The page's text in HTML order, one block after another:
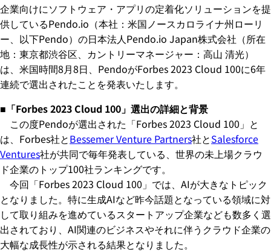
企業向けにソフトウェア・アプリの定着化ソリューションを提
供しているPendo.io（本社：米国ノースカロライナ州ローリ
ー、以下Pendo）の日本法人Pendo.io Japan株式会社（所在
地：東京都渋谷区、カントリーマネージャー：高山 清光）
は、米国時間8月8日、PendoがForbes 2023 Cloud 100に6年
連続で選出されたことを発表いたします。
■「Forbes 2023 Cloud 100」選出の詳細と背景
この度Pendoが選出された「Forbes 2023 Cloud 100」と
は、Forbes社とBessemer Venture Partners社とSalesforce
Ventures社が共同で毎年発表している、世界の未上場クラウ
ド企業のトップ100社ランキングです。
今回「Forbes 2023 Cloud 100」では、AIが大きなトピック
となりました。特に生成AIなど昨今話題となっている領域に対
して取り組みを進めているスタートアップ企業なども数多く選
出されており、AI関連のビジネスやそれに伴うクラウド企業の
大幅な成長性が示される結果となりました。